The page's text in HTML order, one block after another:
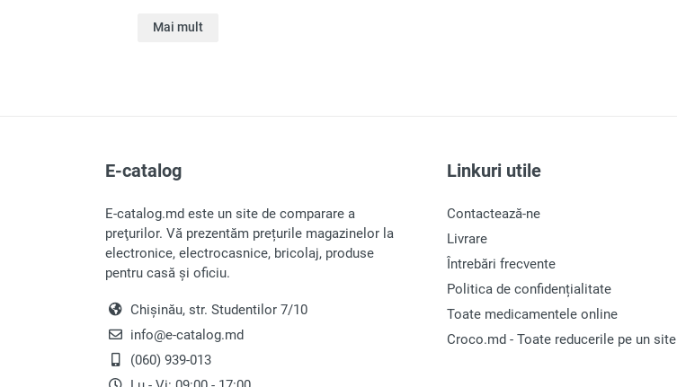
Mai mult
E-catalog
E-catalog.md este un site de comparare a
preţurilor. Vă prezentăm prețurile magazinelor la
electronice, electrocasnice, bricolaj, produse
pentru casă și oficiu.
Chișinău, str. Studentilor 7/10
info@e-catalog.md
(060) 939-013
Linkuri utile
Contactează-ne
Livrare
Întrebări frecvente
Politica de confidențialitate
Toate medicamentele online
Croco.md - Toate reducerile pe un site